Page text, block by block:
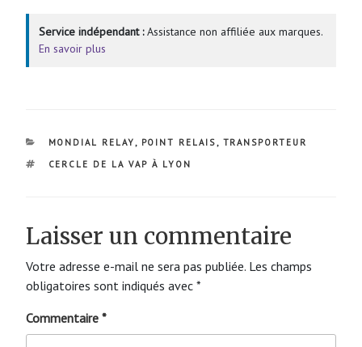
Service indépendant :Assistance non affiliée aux marques.
En savoir plus
CATÉGORIES
MONDIAL RELAY , POINT RELAIS , TRANSPORTEUR
ÉTIQUETTES
CERCLE DE LA VAP À LYON
Laisser un commentaire
Votre adresse e-mail ne sera pas publiée. Les champs
obligatoires sont indiqués avec *
Commentaire *